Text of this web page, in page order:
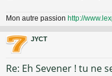
Mon autre passion http://
JYCT
Re: Eh Sevener ! tu ne